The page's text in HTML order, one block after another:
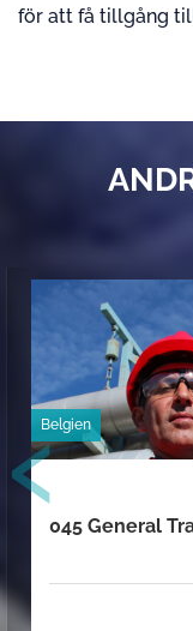
för att få tillgång
Belgien
045 General
‹